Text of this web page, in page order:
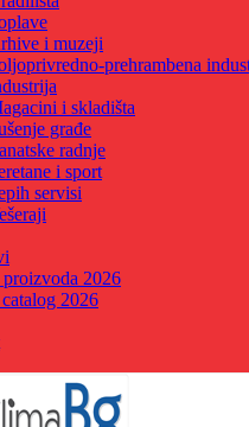
i muzeji
prehrambena
i skladišta
građe
radnje
i sport
servisi
2026
2026